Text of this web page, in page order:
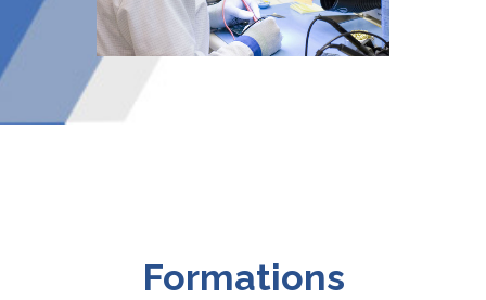
Formations